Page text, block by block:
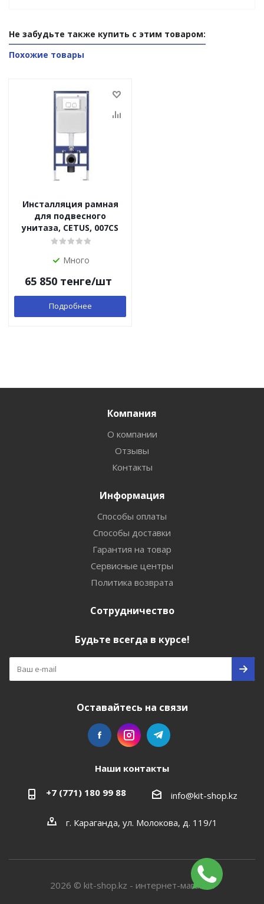
Не забудьте также купить с этим товаром:
Похожие товары
Инсталляция рамная
для подвесного
унитаза, CETUS, 007CS
Много
65 850тенге/шт
Подробнее
Компания
О компании
Отзывы
Контакты
Информация
Способы оплаты
Способы доставки
Гарантия на товар
Сервисные центры
Политика возврата
Сотрудничество
Будьте всегда в курсе!
Оставайтесь на связи
Наши контакты
+7 (771) 180 99 88 info@kit-shop.kz
г. Караганда, ул. Молокова, д. 119/1
2026 © kit-shop.kz - интернет-магазин